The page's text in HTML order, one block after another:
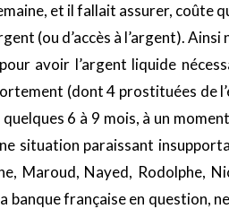
et il fallait assurer, coûte
(ou d’accès à l’argent).
avoir l’argent liquide
(dont 4 prostituées de
6 à 9 mois, à un
situation paraissant
Maroud, Nayed, Rodolphe,
banque française en question,